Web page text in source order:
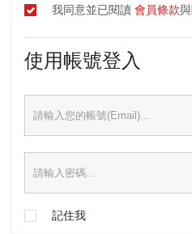
我同意並已閱讀 會員條款與
使用帳號登入
記住我